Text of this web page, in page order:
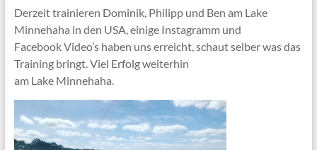
Derzeit trainieren Dominik, Philipp und Ben am Lake
Minnehaha in den USA, einige Instagramm und
Facebook Video’s haben uns erreicht, schaut selber was das
Training bringt. Viel Erfolg weiterhin
am Lake Minnehaha.